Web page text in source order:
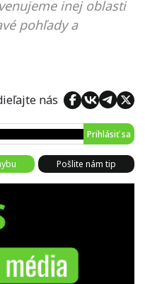
inej oblasti
pohľady a
nás
Prihlásiť sa
Pošlite nám tip